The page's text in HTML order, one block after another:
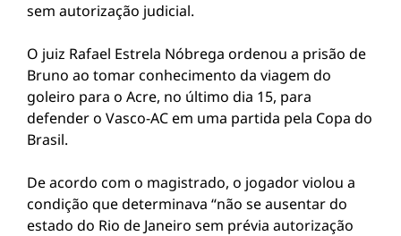
sem autorização judicial.
O juiz Rafael Estrela Nóbrega ordenou a prisão de
Bruno ao tomar conhecimento da viagem do
goleiro para o Acre, no último dia 15, para
defender o Vasco-AC em uma partida pela Copa do
Brasil.
De acordo com o magistrado, o jogador violou a
condição que determinava “não se ausentar do
estado do Rio de Janeiro sem prévia autorização